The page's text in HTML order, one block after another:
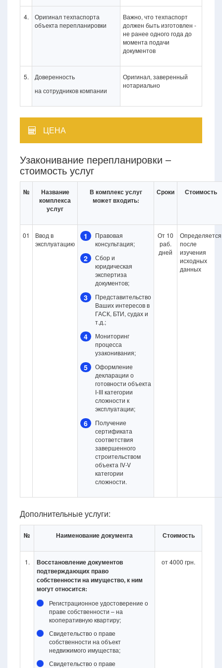
4.
Оригинал техпаспорта
объекта перепланировки
Важно, что техпаспорт
должен быть изготовлен -
не ранее одного года до
момента подачи
документов
5.
Доверенность
на сотрудников компании
Оригинал, заверенный
нотариально
ЦЕНА
Узаконивание перепланировки –
стоимость услуг
№
Название
комплекса
услуг
В комплекс услуг
может входить:
Сроки Стоимость
01
Ввод в
эксплуатацию
1
Правовая
консультация;
2
Сбор и
юридическая
экспертиза
документов;
3
Представительство
Ваших интересов в
ГАСК, БТИ, судах и
т.д.;
4
Мониторинг
процесса
узаконивания;
5
Оформление
декларации о
готовности объекта
І-ІІІ категории
сложности к
эксплуатации;
6
Получение
сертификата
соответствия
завершенного
строительством
объекта IV-V
категории
сложности.
От 10
раб.
дней
Определяется
после
изучения
исходных
данных
Дополнительные услуги:
№ Наименование документа Стоимость
1.
Восcтановление документов
подтверждающих право
собственности на имущество, к ним
могут относится:
Регистрационное удостоверение о
праве собственности – на
кооперативную квартиру;
Свидетельство о праве
собственности на объект
недвижимого имущества;
Свидетельство о праве
от 4000 грн.